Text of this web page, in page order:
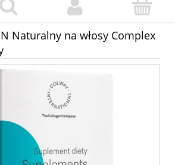
Naturalny na włosy Complex